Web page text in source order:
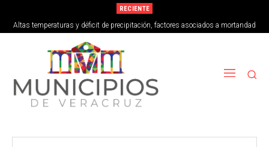
RECIENTE
Altas temperaturas y déficit de precipitación, factores asociados a mortandad
de peces en Vega de Alatorre